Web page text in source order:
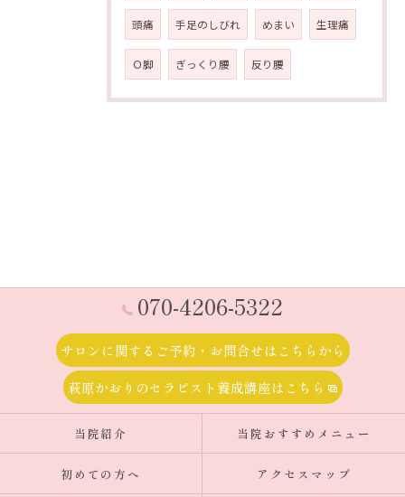
頭痛 手足のしびれ めまい 生理痛
Ｏ脚 ぎっくり腰 反り腰
070-4206-5322
サロンに関するご予約・お問合せはこちらから
萩原かおりのセラピスト養成講座はこちら
当院紹介 当院おすすめメニュー
初めての方へ アクセスマップ